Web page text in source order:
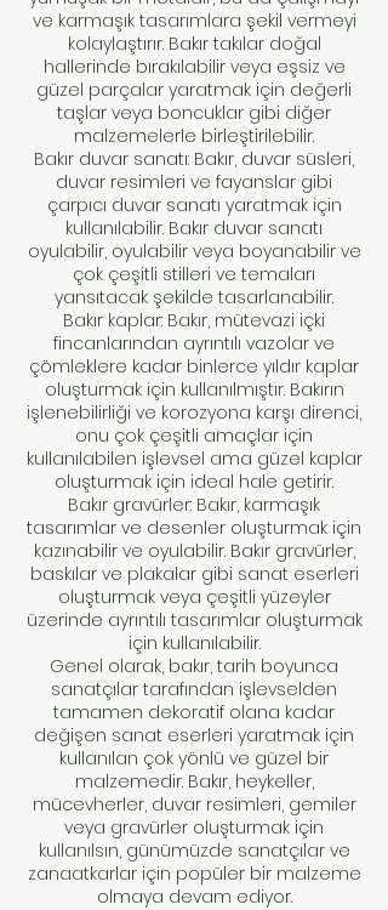
ve karmaşık tasarımlara şekil vermeyi
kolaylaştırır. Bakır takılar doğal
hallerinde bırakılabilir veya eşsiz ve
güzel parçalar yaratmak için değerli
taşlar veya boncuklar gibi diğer
malzemelerle birleştirilebilir.
Bakır duvar sanatı: Bakır, duvar süsleri,
duvar resimleri ve fayanslar gibi
çarpıcı duvar sanatı yaratmak için
kullanılabilir. Bakır duvar sanatı
oyulabilir, oyulabilir veya boyanabilir ve
çok çeşitli stilleri ve temaları
yansıtacak şekilde tasarlanabilir.
Bakır kaplar: Bakır, mütevazi içki
fincanlarından ayrıntılı vazolar ve
çömleklere kadar binlerce yıldır kaplar
oluşturmak için kullanılmıştır. Bakırın
işlenebilirliği ve korozyona karşı direnci,
onu çok çeşitli amaçlar için
kullanılabilen işlevsel ama güzel kaplar
oluşturmak için ideal hale getirir.
Bakır gravürler: Bakır, karmaşık
tasarımlar ve desenler oluşturmak için
kazınabilir ve oyulabilir. Bakır gravürler,
baskılar ve plakalar gibi sanat eserleri
oluşturmak veya çeşitli yüzeyler
üzerinde ayrıntılı tasarımlar oluşturmak
için kullanılabilir.
Genel olarak, bakır, tarih boyunca
sanatçılar tarafından işlevselden
tamamen dekoratif olana kadar
değişen sanat eserleri yaratmak için
kullanılan çok yönlü ve güzel bir
malzemedir. Bakır, heykeller,
mücevherler, duvar resimleri, gemiler
veya gravürler oluşturmak için
kullanılsın, günümüzde sanatçılar ve
zanaatkarlar için popüler bir malzeme
olmaya devam ediyor.